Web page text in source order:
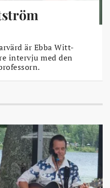
är Ebba Witt-
intervju med den